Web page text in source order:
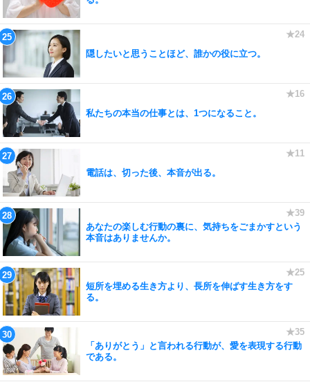
隠したいと思うことほど、誰かの役に立つ。
私たちの本当の仕事とは、1つになること。
電話は、切った後、本音が出る。
あなたの楽しむ行動の裏に、気持ちをごまかすという
本音はありませんか。
短所を埋める生き方より、長所を伸ばす生き方をす
る。
「ありがとう」と言われる行動が、愛を表現する行動
である。